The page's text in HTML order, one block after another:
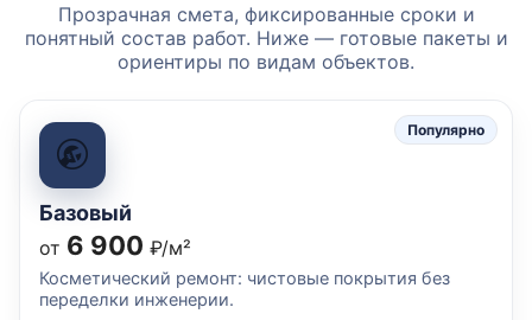
Прозрачная смета, фиксированные сроки и
понятный состав работ. Ниже — готовые пакеты и
ориентиры по видам объектов.
Популярно
Базовый
от 6 900 ₽/м²
Косметический ремонт: чистовые покрытия без
переделки инженерии.